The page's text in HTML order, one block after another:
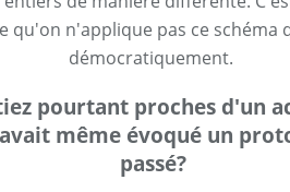
qu'on n'applique pas ce schéma
démocratiquement.
pourtant proches d'un
même évoqué un
passé?